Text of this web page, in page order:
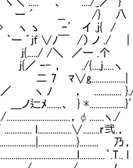
， うん
ｰ′ イ .j{ /
∨ﾉ￣ /） ノ ./
/＼ ／ー .
Ⅵ ./{....j.....ヽ
.
，∮.............
、 }
，φ.......ヽ
弐.
Ⅶ
｀